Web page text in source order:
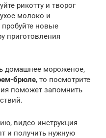
рикотту и творог
молоко и
новые
приготовления
домашнее мороженое,
брюле, то посмотрите
поможет запомнить
видео инструкция
и получить нужную